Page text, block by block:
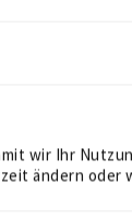
wir Ihr
ändern oder